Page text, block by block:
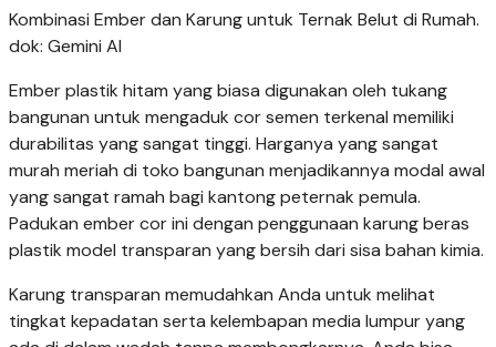
Kombinasi Ember dan Karung untuk Ternak Belut di Rumah.
dok: Gemini AI
Ember plastik hitam yang biasa digunakan oleh tukang
bangunan untuk mengaduk cor semen terkenal memiliki
durabilitas yang sangat tinggi. Harganya yang sangat
murah meriah di toko bangunan menjadikannya modal awal
yang sangat ramah bagi kantong peternak pemula.
Padukan ember cor ini dengan penggunaan karung beras
plastik model transparan yang bersih dari sisa bahan kimia.
Karung transparan memudahkan Anda untuk melihat
tingkat kepadatan serta kelembapan media lumpur yang